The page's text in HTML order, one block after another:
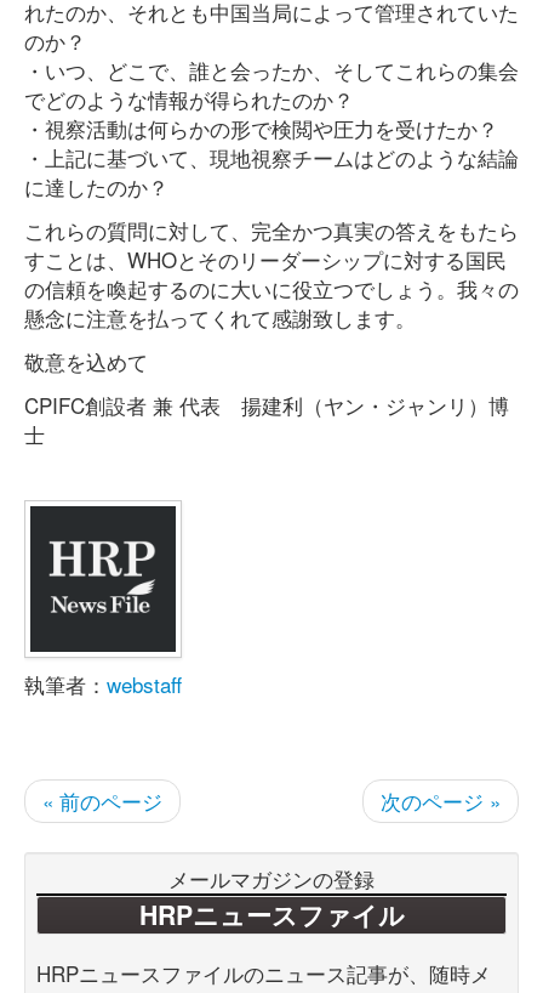
れたのか、それとも中国当局によって管理されていた
のか？
・いつ、どこで、誰と会ったか、そしてこれらの集会
でどのような情報が得られたのか？
・視察活動は何らかの形で検閲や圧力を受けたか？
・上記に基づいて、現地視察チームはどのような結論
に達したのか？
これらの質問に対して、完全かつ真実の答えをもたら
すことは、WHOとそのリーダーシップに対する国民
の信頼を喚起するのに大いに役立つでしょう。我々の
懸念に注意を払ってくれて感謝致します。
敬意を込めて
CPIFC創設者 兼 代表 揚建利（ヤン・ジャンリ）博
士
執筆者： webstaff
« 前のページ 次のページ »
メールマガジンの登録
HRPニュースファイル
HRPニュースファイルのニュース記事が、随時メ